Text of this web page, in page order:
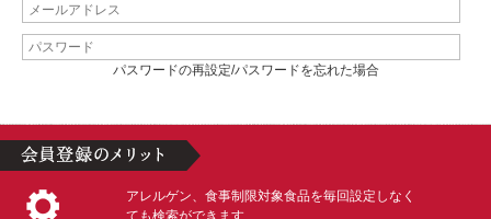
パスワードの再設定/パスワードを忘れた場合
アレルゲン、食事制限対象食品を毎回設定しなく
ても検索ができます